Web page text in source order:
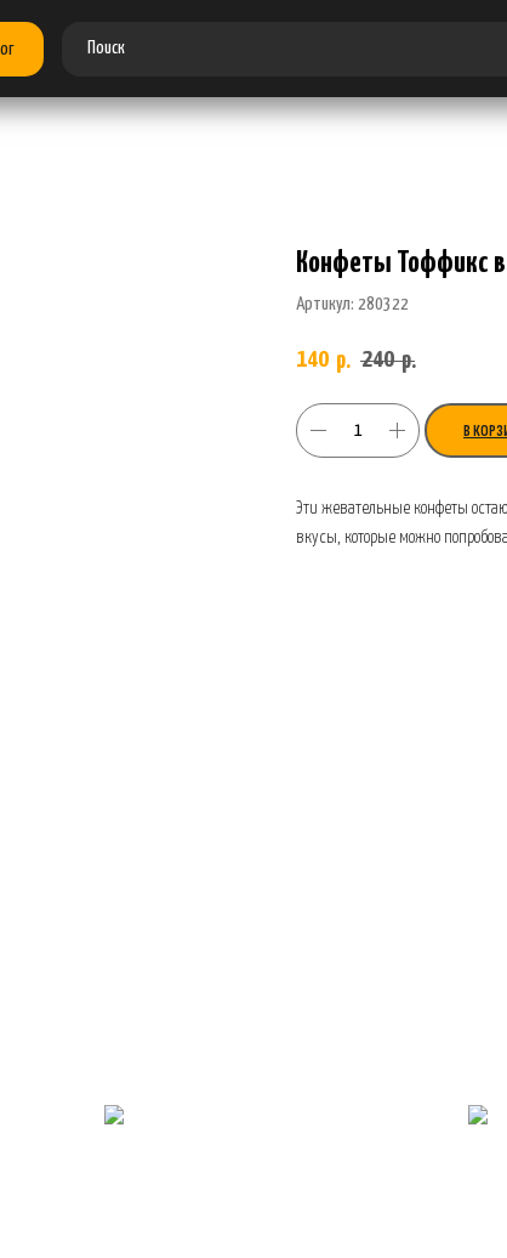
Конфеты Тоффикс
Артикул: 280322
140 р. 240 р.
В
Эти жевательные конфеты
вкусы, которые можно